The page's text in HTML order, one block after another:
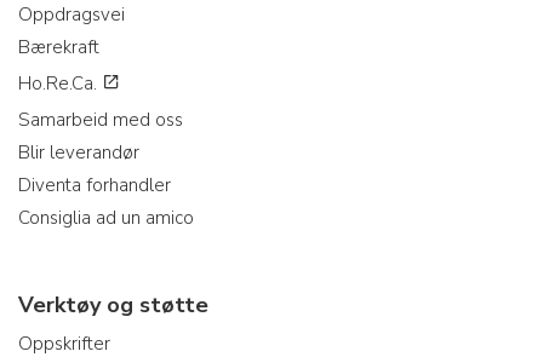
Oppdragsvei
Bærekraft
Ho.Re.Ca.
Samarbeid med oss
Blir leverandør
Diventa forhandler
Consiglia ad un amico
Verktøy og støtte
Oppskrifter